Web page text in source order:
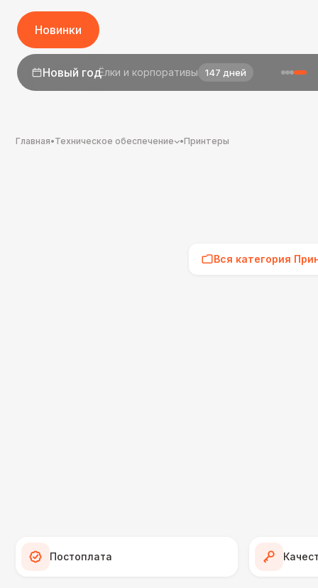
Новинки
1 сентябряДень знаний 25 дней
Главная•Техническое обеспечение •Принтеры
Вся категория
Постоплата